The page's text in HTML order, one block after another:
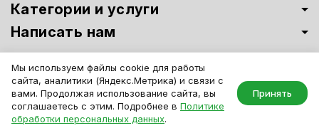
Категории и услуги
Написать нам
Витрины премиум-класса ИМАТО
Политика обработки персональных
данных
IMATO. Интернет Магазин Торговой И Офисной Мебели. ООО "ИМАТО",
ИНН 7717506114 КПП 771701001, ОГРН 1047796163799
Мы используем файлы cookie для работы
сайта, аналитики (Яндекс.Метрика) и связи с
вами. Продолжая использование сайта, вы
соглашаетесь с этим. Подробнее в Политике
обработки персональных данных.
Принять